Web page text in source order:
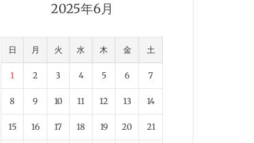
2025年6月
日 月 火 水 木 金 土
1 2 3 4 5 6 7
8 9 10 11 12 13 14
15 16 17 18 19 20 21